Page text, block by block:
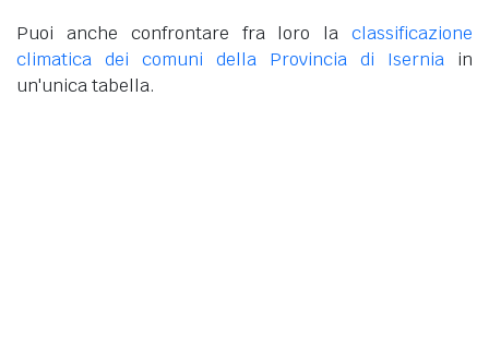
Puoi anche confrontare fra loro la classificazione
climatica dei comuni della Provincia di Isernia in
un'unica tabella.